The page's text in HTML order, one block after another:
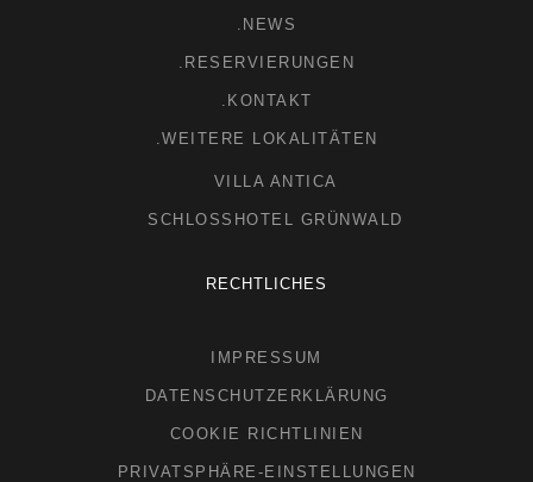
.NEWS
.RESERVIERUNGEN
.KONTAKT
.WEITERE LOKALITÄTEN
VILLA ANTICA
SCHLOSSHOTEL GRÜNWALD
RECHTLICHES
IMPRESSUM
DATENSCHUTZERKLÄRUNG
COOKIE RICHTLINIEN
PRIVATSPHÄRE-EINSTELLUNGEN